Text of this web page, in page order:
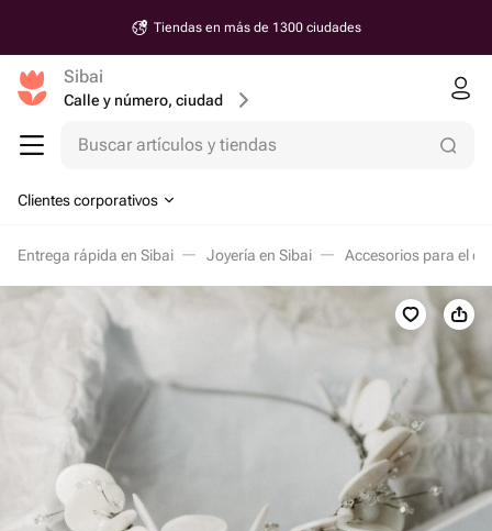
Tiendas en más de 1300 ciudades
Sibai
Calle y número, ciudad
Buscar artículos y tiendas
Clientes corporativos
Entrega rápida en Sibai Joyería en Sibai Accesorios para el